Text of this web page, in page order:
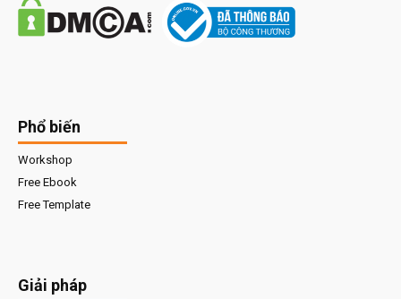
Phổ biến
Workshop
Free Ebook
Free Template
Giải pháp